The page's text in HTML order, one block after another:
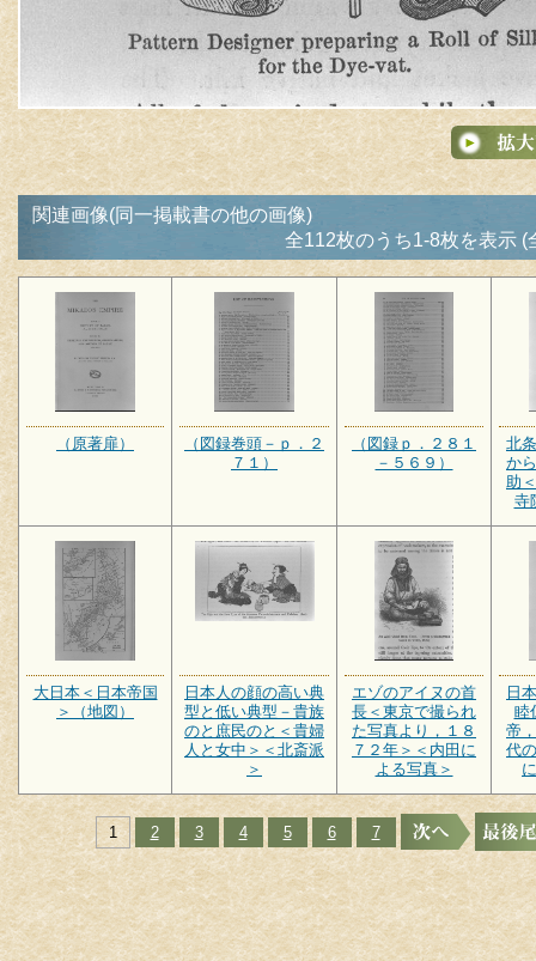
関連画像(同一掲載書の他の画像)
全112枚のうち1-8枚を表示 (
（原著扉）
（図録巻頭－ｐ．２
７１）
（図録ｐ．２８１
－５６９）
北
か
助
寺
大日本＜日本帝国
＞（地図）
日本人の顔の高い典
型と低い典型－貴族
のと庶民のと＜貴婦
人と女中＞＜北斎派
＞
エゾのアイヌの首
長＜東京で撮られ
た写真より，１８
７２年＞＜内田に
よる写真＞
日
睦
帝
代
1 2 3 4 5 6 7